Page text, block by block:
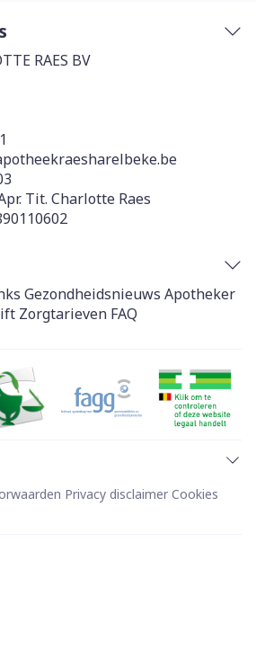
RAES BV
Tit. Charlotte Raes
Gezondheidsnieuws Apotheker
Zorgtarieven FAQ
Privacy disclaimer Cookies